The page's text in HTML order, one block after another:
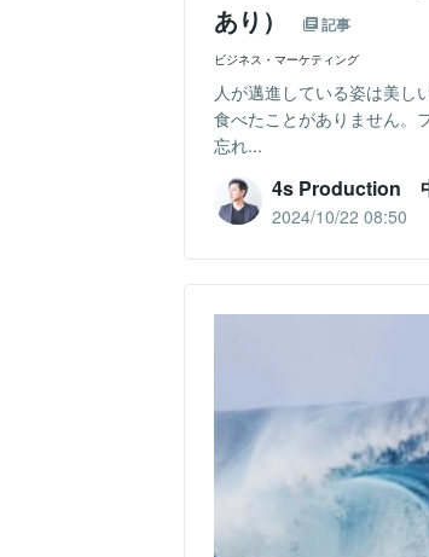
あり）
記事
ビジネス・マーケティング
人が邁進している姿は美し
食べたことがありません。
忘れ...
4s Production
2024/10/22 08:50